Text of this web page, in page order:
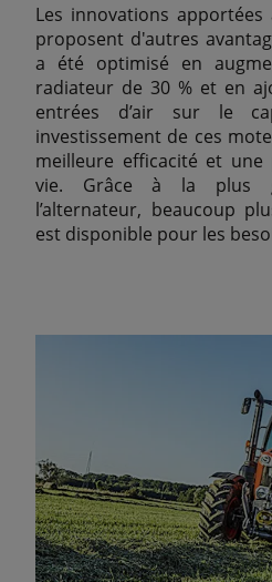
Les innovations
proposent d'autres
a été optimisé en
radiateur de 30 % et en
entrées d’air sur le
investissement de ces
meilleure efficacité et
vie. Grâce à la plus
l’alternateur, beaucoup
est disponible pour les